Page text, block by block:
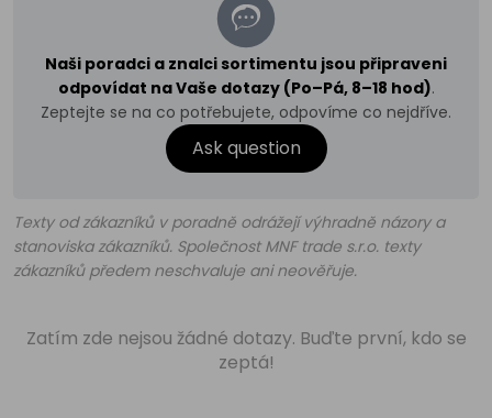
Naši poradci a znalci sortimentu jsou připraveni
odpovídat na Vaše dotazy (Po–Pá, 8–18 hod).
Zeptejte se na co potřebujete, odpovíme co nejdříve.
Ask question
Texty od zákazníků v poradně odrážejí výhradně názory a
stanoviska zákazníků. Společnost MNF trade s.r.o. texty
zákazníků předem neschvaluje ani neověřuje.
Zatím zde nejsou žádné dotazy. Buďte první, kdo se
zeptá!